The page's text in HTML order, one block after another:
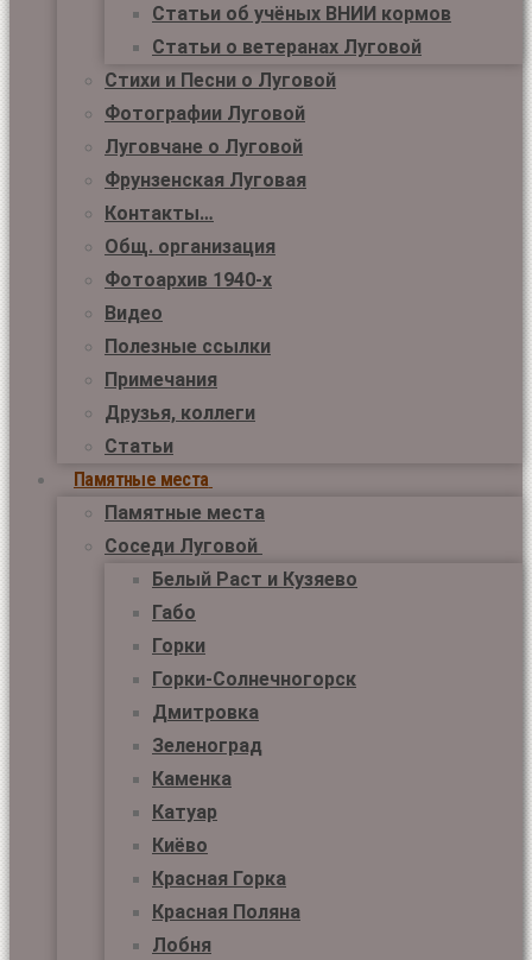
Статьи об учёных ВНИИ кормов
Статьи о ветеранах Луговой
Стихи и Песни о Луговой
Фотографии Луговой
Луговчане о Луговой
Фрунзенская Луговая
Контакты…
Общ. организация
Фотоархив 1940-х
Видео
Полезные ссылки
Примечания
Друзья, коллеги
Статьи
Памятные места
Памятные места
Соседи Луговой
Белый Раст и Кузяево
Габо
Горки
Горки-Солнечногорск
Дмитровка
Зеленоград
Каменка
Катуар
Киёво
Красная Горка
Красная Поляна
Лобня